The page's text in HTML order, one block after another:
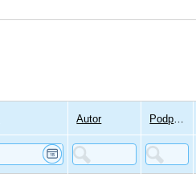
Autor Podpisů